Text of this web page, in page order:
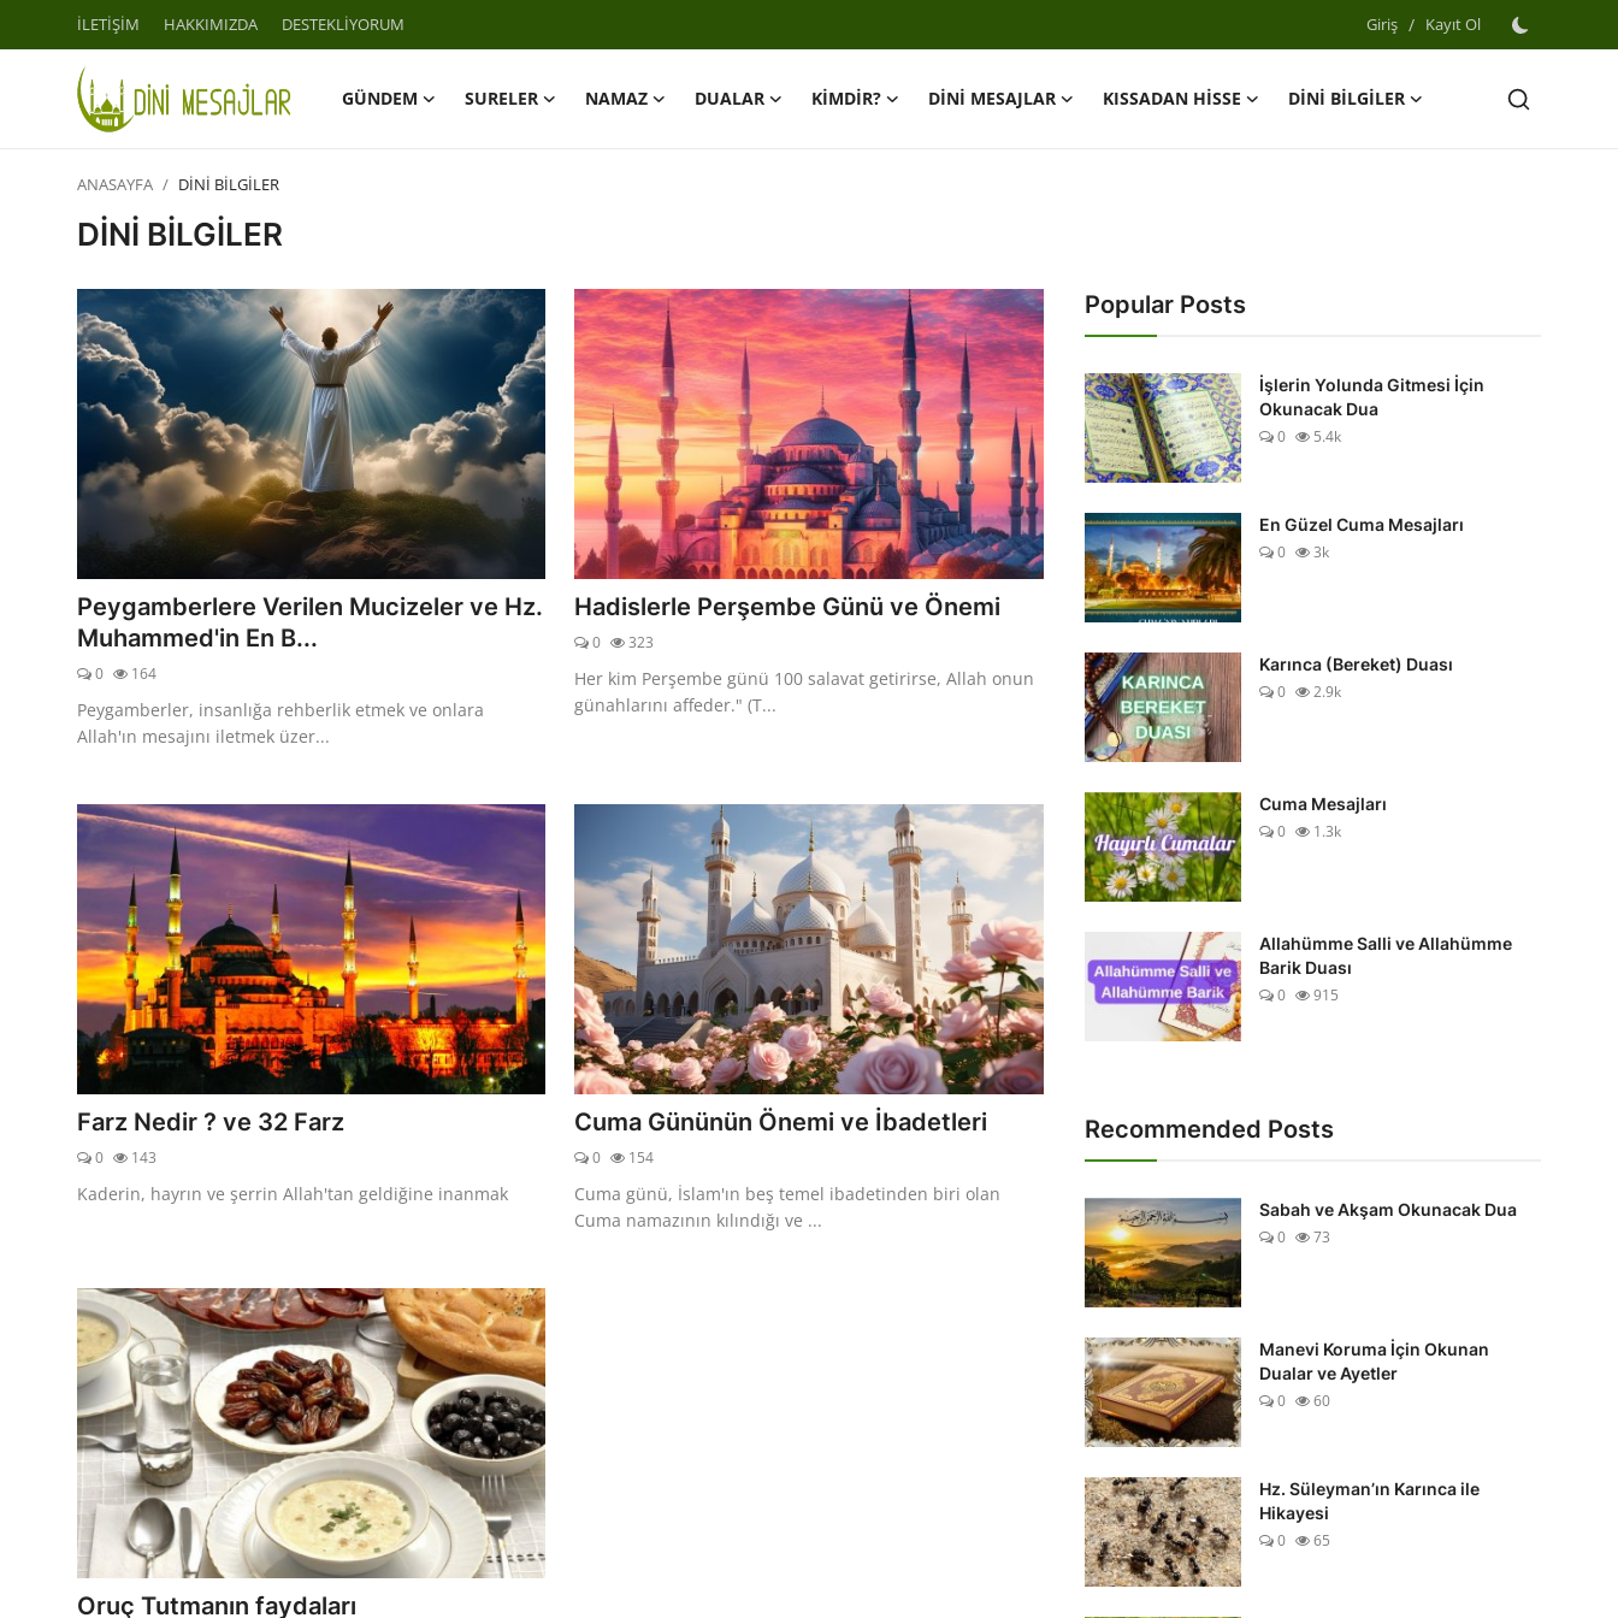
İLETİŞİM HAKKIMIZDA DESTEKLİYORUM Giriş / Kayıt Ol
GÜNDEM SURELER NAMAZ DUALAR KİMDİR? DİNİ MESAJLAR KISSADAN HİSSE
DİNİ BİLGİLER
Giriş
HAKKIMIZDA
DESTEKLİYORUM
NAMAZ
KİMDİR?
DİNİ MESAJLAR
KISSADAN HİSSE
ANASAYFA DİNİ BİLGİLER
DİNİ BİLGİLER
Peygamberlere Verilen Mucizeler ve Hz.
Muhammed'in En B...
0 164
Peygamberler, insanlığa rehberlik etmek ve onlara
Allah'ın mesajını iletmek üzer...
Hadislerle Perşembe Günü ve Önemi
0 323
Her kim Perşembe günü 100 salavat getirirse, Allah onun
günahlarını affeder." (T...
Farz Nedir ? ve 32 Farz
0 143
Kaderin, hayrın ve şerrin Allah'tan geldiğine inanmak
Cuma Gününün Önemi ve İbadetleri
0 154
Cuma günü, İslam'ın beş temel ibadetinden biri olan
Cuma namazının kılındığı ve ...
Oruç Tutmanın faydaları
Popular Posts
İşlerin Yolunda Gitmesi İçin
Okunacak Dua
0
5.4k
En Güzel Cuma Mesajları
0
3k
Karınca (Bereket) Duası
0
2.9k
Cuma Mesajları
0
1.3k
Allahümme Salli ve Allahümme
Barik Duası
0
915
Recommended Posts
Sabah ve Akşam Okunacak Dua
0
73
Manevi Koruma İçin Okunan
Dualar ve Ayetler
0
60
Hz. Süleyman’ın Karınca ile
Hikayesi
0
65